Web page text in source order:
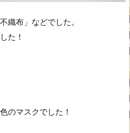
織布」などでした。
た！
のマスクでした！